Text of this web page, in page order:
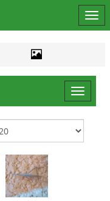
le
Toggle